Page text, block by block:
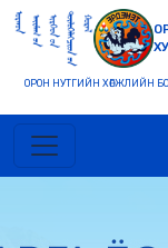
ОРОН НУТГИЙН ХӨГЖЛИЙН